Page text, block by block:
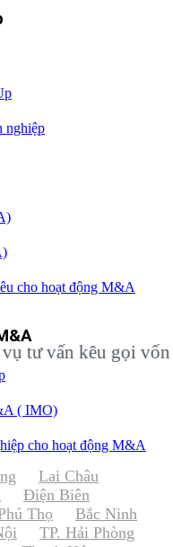
nghiệp
cho hoạt động M&A
( IMO)
cho hoạt động M&A
kêu gọi vốn đầu
Lai Châu
Điện Biên
Thọ
Bắc Ninh
TP. Hải Phòng